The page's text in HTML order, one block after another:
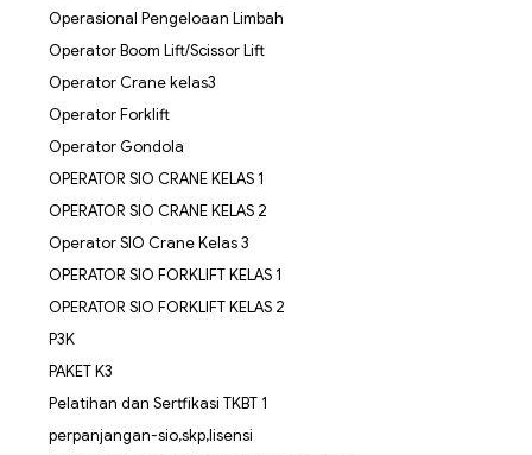
Operasional Pengeloaan Limbah
Operator Boom Lift/Scissor Lift
Operator Crane kelas3
Operator Forklift
Operator Gondola
OPERATOR SIO CRANE KELAS 1
OPERATOR SIO CRANE KELAS 2
Operator SIO Crane Kelas 3
OPERATOR SIO FORKLIFT KELAS 1
OPERATOR SIO FORKLIFT KELAS 2
P3K
PAKET K3
Pelatihan dan Sertfikasi TKBT 1
perpanjangan-sio,skp,lisensi